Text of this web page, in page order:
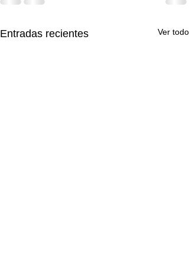
Entradas recientes Ver todo